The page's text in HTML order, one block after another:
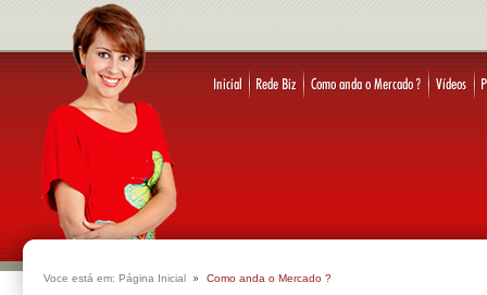
Voce está em: Página Inicial Como anda o Mercado ?